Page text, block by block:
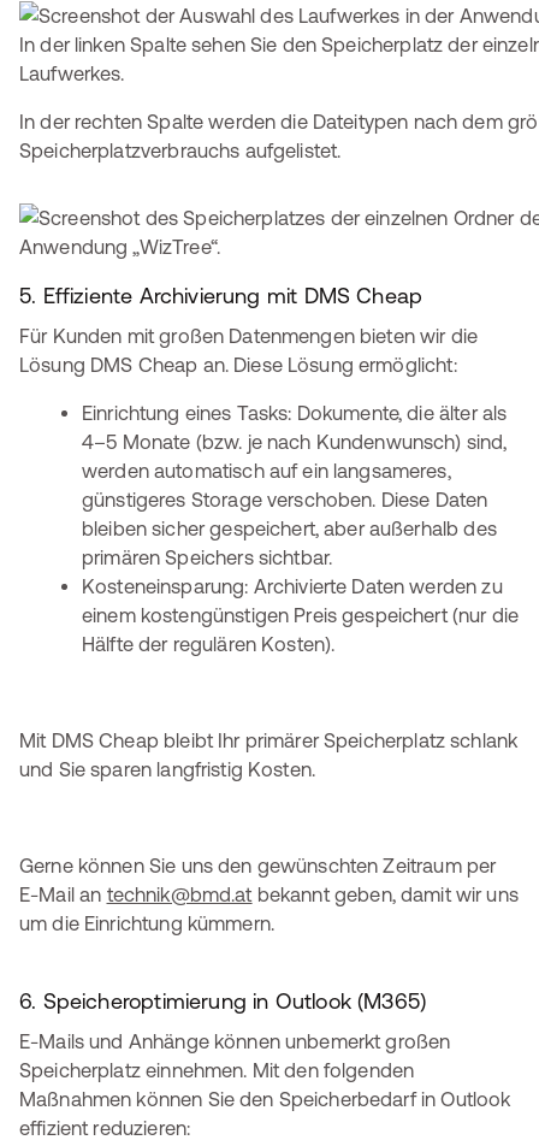
In der linken Spalte sehen Sie den Speicherplatz der
Laufwerkes.
In der rechten Spalte werden die Dateitypen nach dem
Speicherplatzverbrauchs aufgelistet.
5. Effiziente Archivierung mit DMS Cheap
Für Kunden mit großen Datenmengen bieten wir die
Lösung DMS Cheap an. Diese Lösung ermöglicht:
Einrichtung eines Tasks: Dokumente, die älter als
4–5 Monate (bzw. je nach Kundenwunsch) sind,
werden automatisch auf ein langsameres,
günstigeres Storage verschoben. Diese Daten
bleiben sicher gespeichert, aber außerhalb des
primären Speichers sichtbar.
Kosteneinsparung: Archivierte Daten werden zu
einem kostengünstigen Preis gespeichert (nur die
Hälfte der regulären Kosten).
Mit DMS Cheap bleibt Ihr primärer Speicherplatz schlank
und Sie sparen langfristig Kosten.
Gerne können Sie uns den gewünschten Zeitraum per
E-Mail an technik@bmd.at bekannt geben, damit wir uns
um die Einrichtung kümmern.
6. Speicheroptimierung in Outlook (M365)
E-Mails und Anhänge können unbemerkt großen
Speicherplatz einnehmen. Mit den folgenden
Maßnahmen können Sie den Speicherbedarf in Outlook
effizient reduzieren: